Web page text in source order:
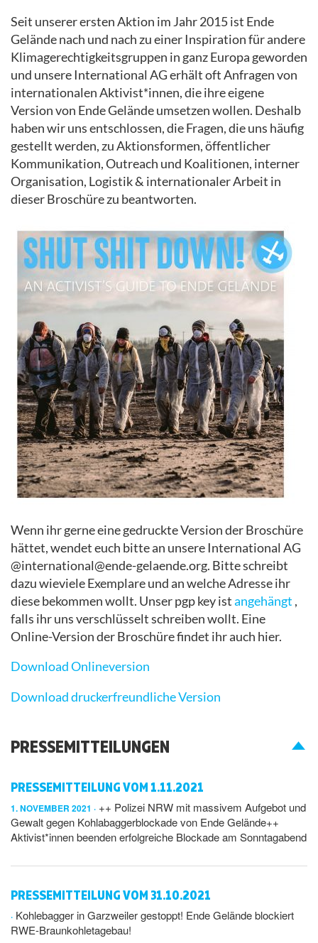
Seit unserer ersten Aktion im Jahr 2015 ist Ende
Gelände nach und nach zu einer Inspiration für andere
Klimagerechtigkeitsgruppen in ganz Europa geworden
und unsere International AG erhält oft Anfragen von
internationalen Aktivist*innen, die ihre eigene
Version von Ende Gelände umsetzen wollen. Deshalb
haben wir uns entschlossen, die Fragen, die uns häufig
gestellt werden, zu Aktionsformen, öffentlicher
Kommunikation, Outreach und Koalitionen, interner
Organisation, Logistik & internationaler Arbeit in
dieser Broschüre zu beantworten.
Wenn ihr gerne eine gedruckte Version der Broschüre
hättet, wendet euch bitte an unsere International AG
@international@ende-gelaende.org. Bitte schreibt
dazu wieviele Exemplare und an welche Adresse ihr
diese bekommen wollt. Unser pgp key istangehängt ,
falls ihr uns verschlüsselt schreiben wollt. Eine
Online-Version der Broschüre findet ihr auch hier.
Download Onlineversion
Download druckerfreundliche Version
PRESSEMITTEILUNGEN
PRESSEMITTEILUNG VOM 1.11.2021
1. NOVEMBER 2021
++ Polizei NRW mit massivem Aufgebot und
Gewalt gegen Kohlabaggerblockade von Ende Gelände++
Aktivist*innen beenden erfolgreiche Blockade am Sonntagabend
PRESSEMITTEILUNG VOM 31.10.2021
Kohlebagger in Garzweiler gestoppt! Ende Gelände blockiert
RWE-Braunkohletagebau!